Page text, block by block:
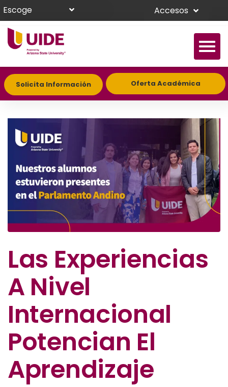
Escoge Accesos
Solicita Información Oferta Académica
Las Experiencias
A Nivel
Internacional
Potencian El
Aprendizaje